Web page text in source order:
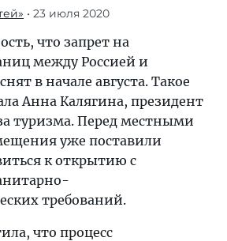
• 23 июля 2020
что запрет на
между Россией и
в начале августа. Такое
Анна Калягина, президент
туризма. Перед местными
уже поставили
к открытию с
требований.
что процесс